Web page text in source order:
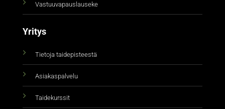
Vastuuvapauslauseke
Yritys
Tietoja taidepisteestä
Asiakaspalvelu
Taidekurssit